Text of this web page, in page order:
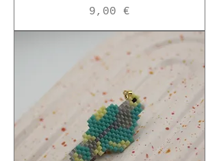
Prix
9,00 €